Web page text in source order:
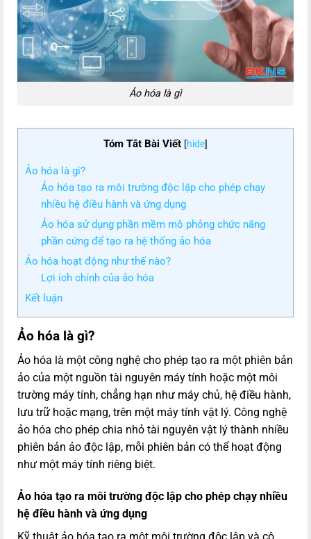
Ảo hóa là gì
Tóm Tắt Bài Viết [hide]
Ảo hóa là gì?
Ảo hóa tạo ra môi trường độc lập cho phép chạy
nhiều hệ điều hành và ứng dụng
Ảo hóa sử dụng phần mềm mô phỏng chức năng
phần cứng để tạo ra hệ thống ảo hóa
Ảo hóa hoạt động như thế nào?
Lợi ích chính của ảo hóa
Kết luận
Ảo hóa là gì?
Ảo hóa là một công nghệ cho phép tạo ra một phiên bản
ảo của một nguồn tài nguyên máy tính hoặc một môi
trường máy tính, chẳng hạn như máy chủ, hệ điều hành,
lưu trữ hoặc mạng, trên một máy tính vật lý. Công nghệ
ảo hóa cho phép chia nhỏ tài nguyên vật lý thành nhiều
phiên bản ảo độc lập, mỗi phiên bản có thể hoạt động
như một máy tính riêng biệt.
Ảo hóa tạo ra môi trường độc lập cho phép chạy nhiều
hệ điều hành và ứng dụng
Kỹ thuật ảo hóa tạo ra một môi trường độc lập và cô